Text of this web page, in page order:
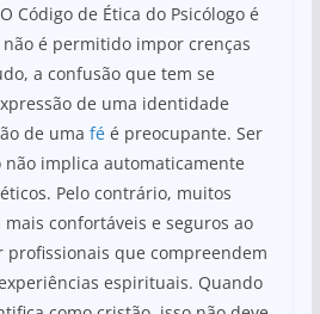
Código de Ética do Psicólogo é
é permitido impor crenças
a confusão que tem se
de uma identidade
de uma féé preocupante. Ser
não implica automaticamente
Pelo contrário, muitos
confortáveis e seguros ao
profissionais que compreendem
espirituais. Quando